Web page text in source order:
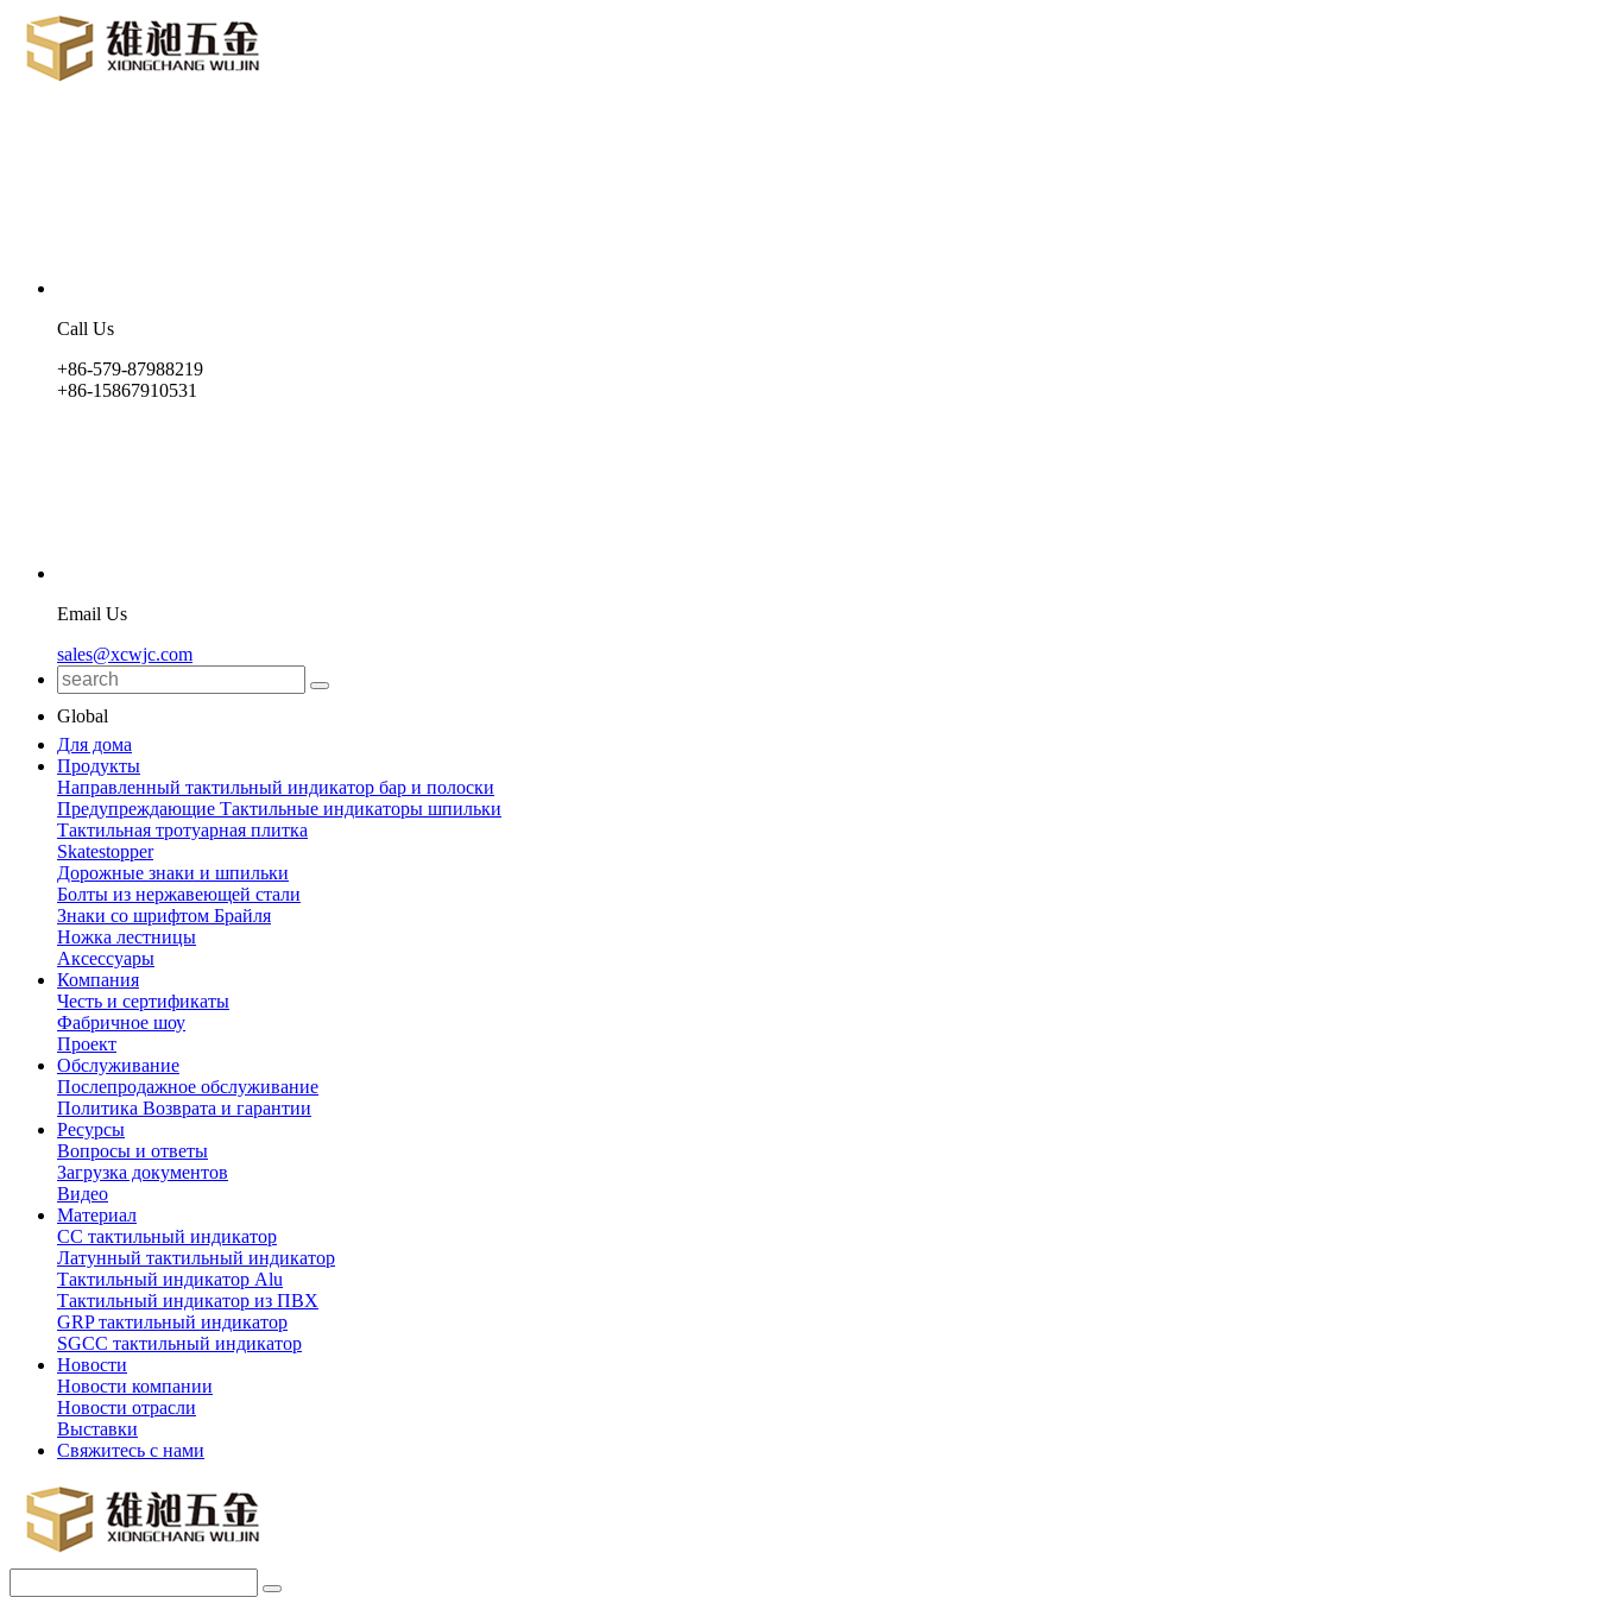
Call Us
+86-579-87988219
+86-15867910531
Email Us
sales@xcwjc.com
Global
Для дома
Продукты
Направленный тактильный индикатор бар и полоски
Предупреждающие Тактильные индикаторы шпильки
Тактильная тротуарная плитка
Skatestopper
Дорожные знаки и шпильки
Болты из нержавеющей стали
Знаки со шрифтом Брайля
Ножка лестницы
Аксессуары
Компания
Честь и сертификаты
Фабричное шоу
Проект
Обслуживание
Послепродажное обслуживание
Политика Возврата и гарантии
Ресурсы
Вопросы и ответы
Загрузка документов
Видео
Материал
СС тактильный индикатор
Латунный тактильный индикатор
Тактильный индикатор Alu
Тактильный индикатор из ПВХ
GRP тактильный индикатор
SGCC тактильный индикатор
Новости
Новости компании
Новости отрасли
Выставки
Свяжитесь с нами